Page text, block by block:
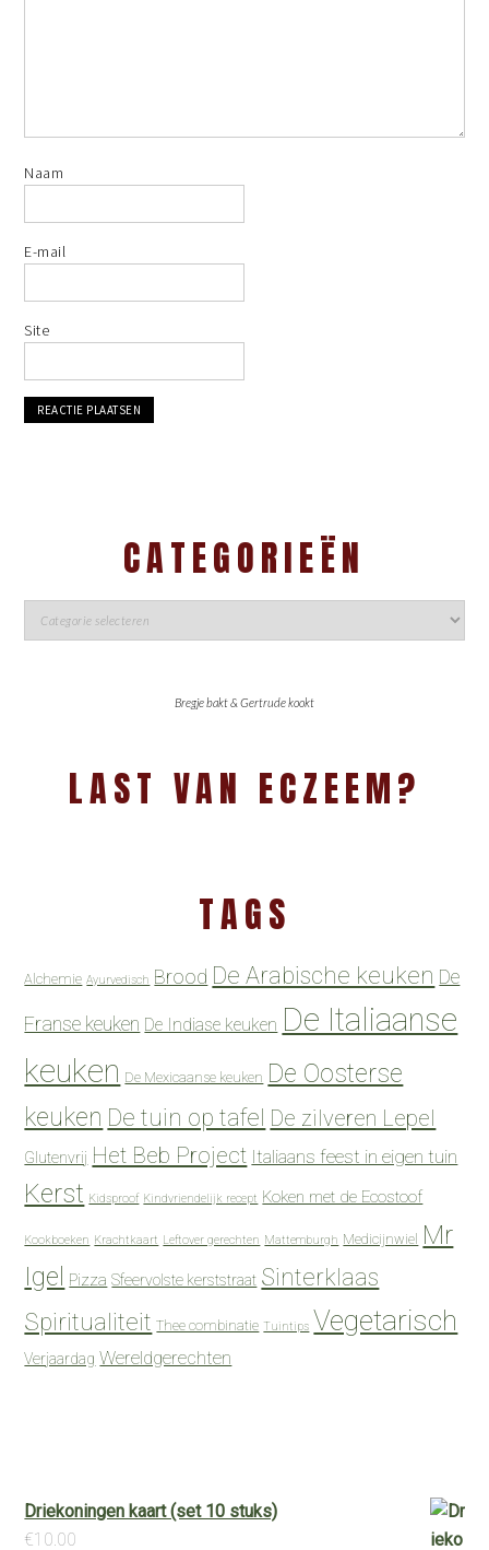
Naam
E-mail
Site
CATEGORIEËN
Bregje bakt & Gertrude kookt
LAST VAN ECZEEM?
TAGS
Alchemie Ayurvedisch Brood De Arabische keuken De
Franse keuken De Indiase keuken De Italiaanse
keuken De Mexicaanse keuken De Oosterse
keuken De tuin op tafel De zilveren Lepel
Glutenvrij Het Beb Project Italiaans feest in eigen tuin
Kerst Kidsproof Kindvriendelijk recept Koken met de Ecostoof
Kookboeken Krachtkaart Leftover gerechten Mattemburgh Medicijnwiel Mr
Igel
Pizza Sfeervolste kerststraat Sinterklaas
Spiritualiteit Thee combinatie Tuintips Vegetarisch
Verjaardag Wereldgerechten
Driekoningen kaart (set 10 stuks)
€10.00